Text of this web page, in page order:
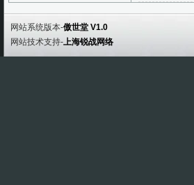
网站系统版本-傲世堂 V1.0
网站技术支持-上海锐战网络